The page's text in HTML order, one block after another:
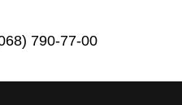
790-77-00